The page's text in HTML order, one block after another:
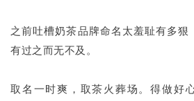
之前吐槽奶茶品牌命名太羞耻有多狠
有过之而无不及。
取名一时爽，取茶火葬场。得做好